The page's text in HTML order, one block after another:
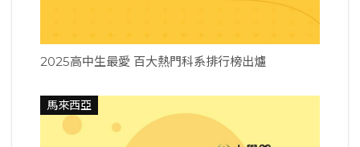
2025高中生最愛 百大熱門科系排行榜出爐
馬來西亞